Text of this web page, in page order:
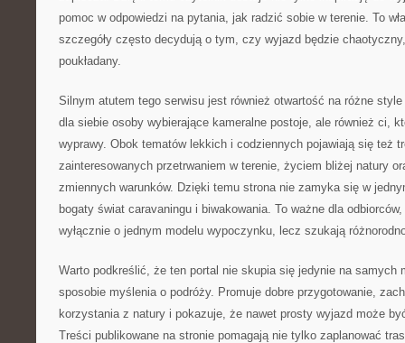
pomoc w odpowiedzi na pytania, jak radzić sobie w terenie. To
szczegóły często decydują o tym, czy wyjazd będzie
poukładany.
Silnym atutem tego serwisu jest również otwartość na różne
dla siebie osoby wybierające kameralne postoje, ale również ci,
wyprawy. Obok tematów lekkich i codziennych pojawiają się też
zainteresowanych przetrwaniem w terenie, życiem bliżej natury
zmiennych warunków. Dzięki temu strona nie zamyka się w
bogaty świat caravaningu i biwakowania. To ważne dla
wyłącznie o jednym modelu wypoczynku, lecz szukają
Warto podkreślić, że ten portal nie skupia się jedynie na samych
sposobie myślenia o podróży. Promuje dobre przygotowanie,
korzystania z natury i pokazuje, że nawet prosty wyjazd może
Treści publikowane na stronie pomagają nie tylko zaplanować